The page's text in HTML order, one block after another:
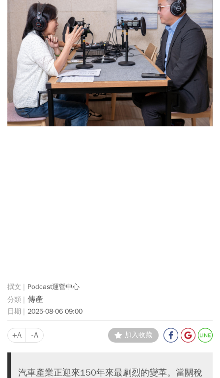
Podcast運營中心
傳產
2025-08-06 09:00
+A -A 加入收藏
汽車產業正迎來150年來最劇烈的變革。當關稅